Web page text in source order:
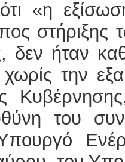
ότι «η
δεν ήταν
την
του